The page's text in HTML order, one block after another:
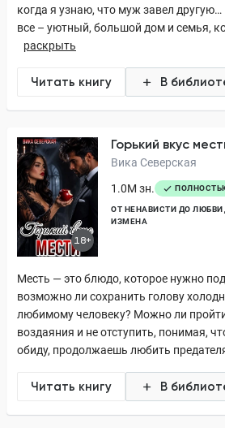
когда я узнаю, что муж завел другую…
все – уютный, большой дом и семья,
раскрыть
Читать книгу В
18+
Горький вкус
Вика Северская
1.0M зн.
ОТ НЕНАВИСТИ ДО ЛЮБВИ
ИЗМЕНА
Месть — это блюдо, которое нужно
возможно ли сохранить голову
любимому человеку? Можно ли
воздаяния и не отступить, понимая,
обиду, продолжаешь любить
Читать книгу В